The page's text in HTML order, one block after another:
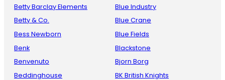
Betty Barclay Elements
Betty & Co.
Bess Newborn
Benk
Benvenuto
Beddinghouse
Blue Industry
Blue Crane
Blue Fields
Blackstone
Bjorn Borg
BK British Knights